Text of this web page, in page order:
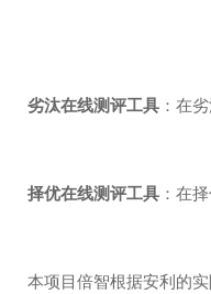
劣汰在线测评工具 ：在
择优在线测评工具 ：在
本项目倍智根据安利的